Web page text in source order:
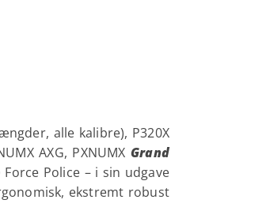
alle kalibre), P320X
AXG, PXNUMX Grand
Force Police – i sin udgave
ekstremt robust